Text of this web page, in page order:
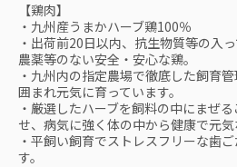
【鶏肉】
・九州産うまかハーブ鶏100％
・出荷前20日以内、抗生物質等の入
農薬等のない安全・安心な鶏。
・九州内の指定農場で徹底した飼育
囲まれ元気に育っています。
・厳選したハーブを飼料の中にまぜ
せ、病気に強く体の中から健康で元気
・平飼い飼育でストレスフリーな歯
す。